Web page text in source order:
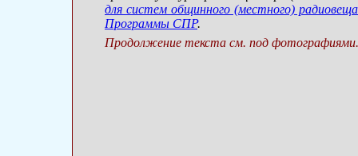
для систем общинного (местного)
Программы СПР.
Продолжение текста см. под